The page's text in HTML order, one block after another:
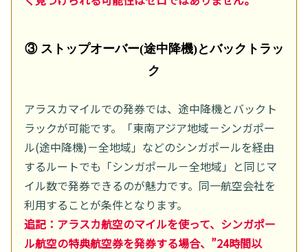
③ ストップオーバー(途中降機)とバックトラッ
ク
アラスカマイルでの発券では、途中降機とバックト
ラックが可能です。「東南アジア地域－シンガポー
ル(途中降機)－全地域」などのシンガポールを経由
するルートでも「シンガポール－全地域」と同じマ
イル数で発券できるのが魅力です。同一航空会社を
利用することが条件となります。
追記：アラスカ航空のマイルを使って、シンガポー
ル航空の特典航空券を発券する場合、”24時間以